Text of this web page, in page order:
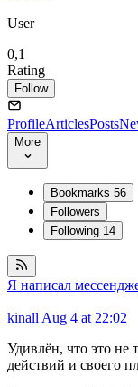
User
0,1
Rating
Follow
ProfileArticlesPosts
More
Bookmarks 56
Followers
Following 14
Я написал
kinall Aug 4 at 22:02
Удивлён, что это не
действий и своего